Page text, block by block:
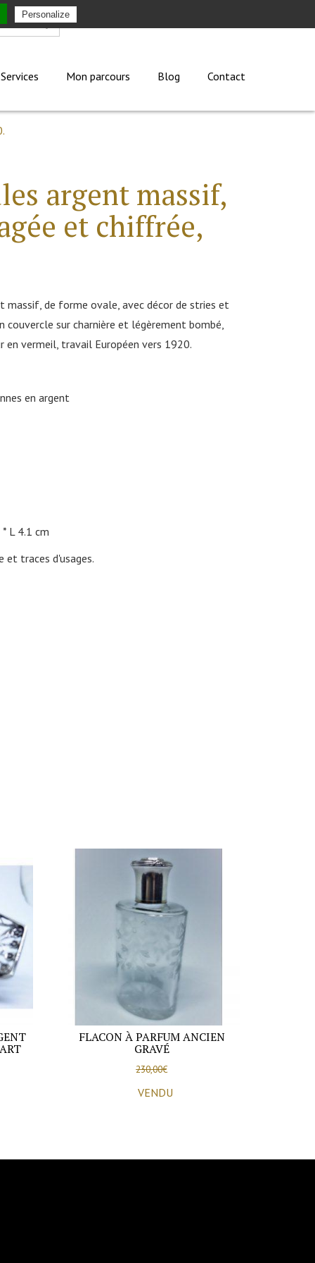
Services Mon parcours Blog Contact
argent massif,
et chiffrée,
de forme ovale, avec décor de stries et
couvercle sur charnière et légèrement bombé,
en vermeil, travail Européen vers 1920.
en argent
L 4.1 cm
et traces d'usages.
FLACON À PARFUM ANCIEN
GRAVÉ
230,00€
VENDU
Personalize